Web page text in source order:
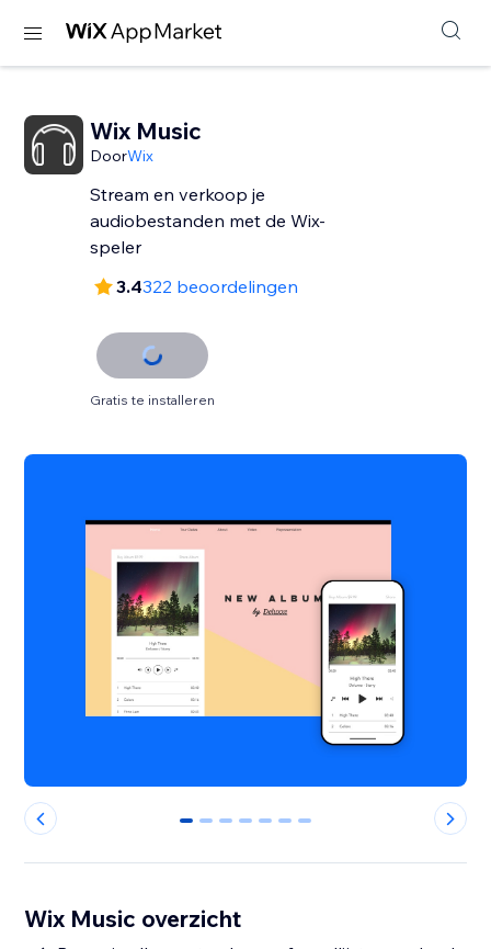
Wix Music
DoorWix
Stream en verkoop je
audiobestanden met de Wix-
speler
3.4322 beoordelingen
Gratis te installeren
0 1 2 3 4 5 6
Wix Music overzicht